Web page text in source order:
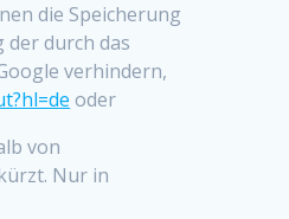
die Speicherung
durch das
verhindern,
oder
von
Nur in